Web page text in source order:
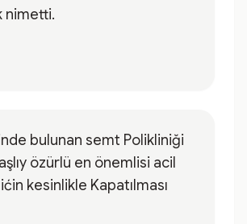
nimetti.
bulunan semt Polikliniği
özürlü en önemlisi acil
kesinlikle Kapatılması